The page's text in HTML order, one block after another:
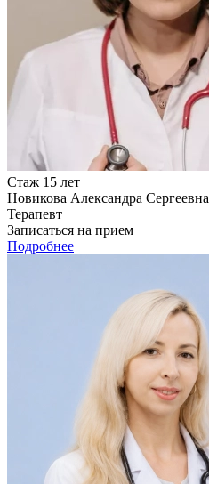
Стаж 15 лет
Новикова Александра Сергеевна
Терапевт
Записаться на прием
Подробнее